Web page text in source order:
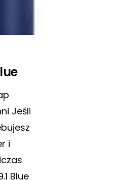
Jeśli
i
Blue